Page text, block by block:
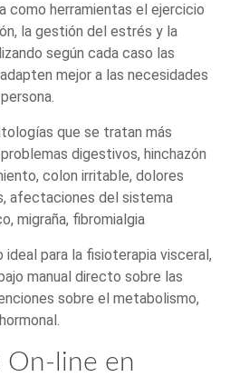
como herramientas el ejercicio
la gestión del estrés y la
según cada caso las
mejor a las necesidades
que se tratan más
digestivos, hinchazón
colon irritable, dolores
afectaciones del sistema
migraña, fibromialgia
ideal para la fisioterapia visceral,
manual directo sobre las
sobre el metabolismo,
On-line en